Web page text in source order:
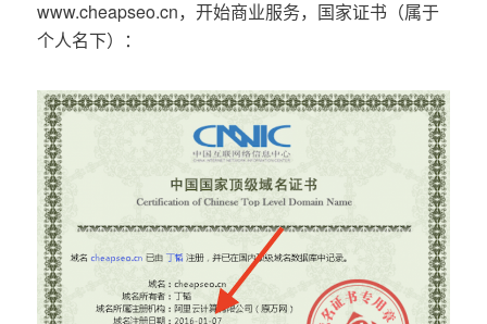
www.cheapseo.cn，开始商业服务，国家证书（属于
个人名下）：